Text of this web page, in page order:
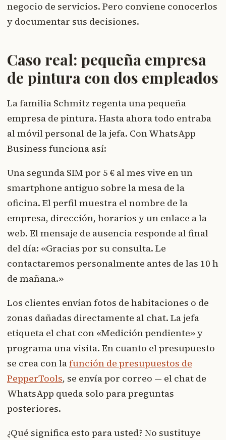
negocio de servicios. Pero conviene conocerlos
y documentar sus decisiones.
Caso real: pequeña empresa
de pintura con dos empleados
La familia Schmitz regenta una pequeña
empresa de pintura. Hasta ahora todo entraba
al móvil personal de la jefa. Con WhatsApp
Business funciona así:
Una segunda SIM por 5 € al mes vive en un
smartphone antiguo sobre la mesa de la
oficina. El perfil muestra el nombre de la
empresa, dirección, horarios y un enlace a la
web. El mensaje de ausencia responde al final
del día: «Gracias por su consulta. Le
contactaremos personalmente antes de las 10 h
de mañana.»
Los clientes envían fotos de habitaciones o de
zonas dañadas directamente al chat. La jefa
etiqueta el chat con «Medición pendiente» y
programa una visita. En cuanto el presupuesto
se crea con lafunción de presupuestos de
PepperTools, se envía por correo — el chat de
WhatsApp queda solo para preguntas
posteriores.
¿Qué significa esto para usted? No sustituye